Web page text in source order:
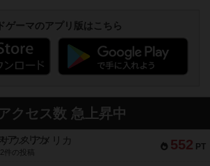
ゲーマのアプリ版はこちら
クセス数 急上昇中
552 PT
ウスアメリカ
2件の投稿